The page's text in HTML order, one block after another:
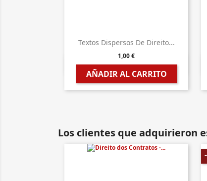
Textos Dispersos De Direito...
1,00 €
AÑADIR AL CARRITO
 Vista rápida
Los clientes que adquirieron